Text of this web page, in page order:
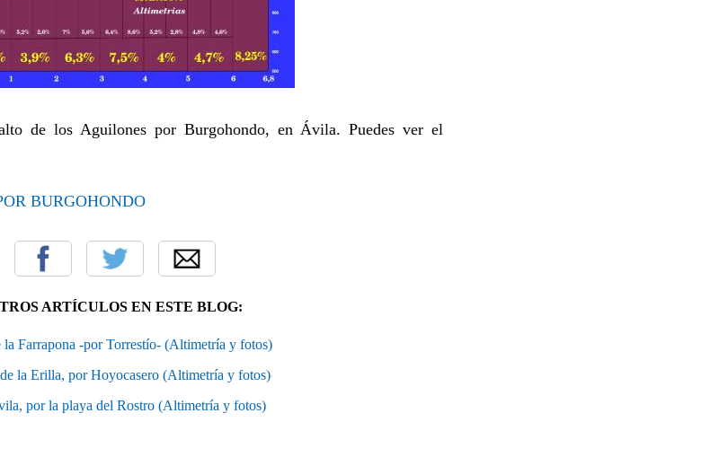
de los Aguilones por Burgohondo, en Ávila. Puedes ver el
BURGOHONDO
ARTÍCULOS EN ESTE BLOG:
la Farrapona -por Torrestío- (Altimetría y fotos)
la Erilla, por Hoyocasero (Altimetría y fotos)
por la playa del Rostro (Altimetría y fotos)